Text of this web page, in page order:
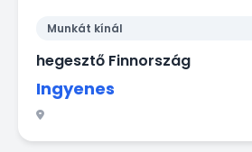
Munkát kínál
hegesztő Finnország
Ingyenes